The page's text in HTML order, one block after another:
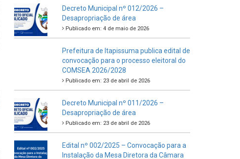
Decreto Municipal nº 012/2026 –
Desapropriação de área
Publicado em: 4 de maio de 2026
Prefeitura de Itapissuma publica edital de
convocação para o processo eleitoral do
COMSEA 2026/2028
Publicado em: 23 de abril de 2026
Decreto Municipal nº 011/2026 –
Desapropriação de área
Publicado em: 23 de abril de 2026
Edital nº 002/2025 – Convocação para a
Instalação da Mesa Diretora da Câmara